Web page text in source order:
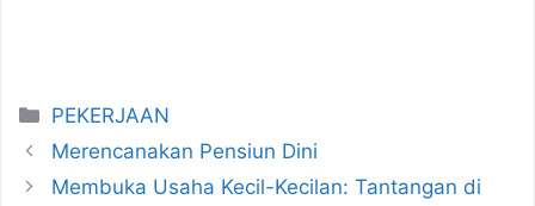
Categories
PEKERJAAN
Merencanakan Pensiun Dini
Membuka Usaha Kecil-Kecilan: Tantangan di